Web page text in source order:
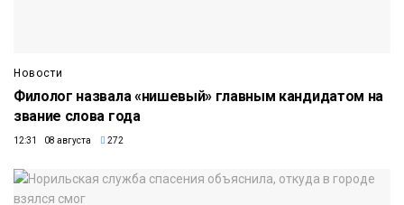
Новости
Филолог назвала «нишевый» главным кандидатом на
звание слова года
12:31 08 августа 272